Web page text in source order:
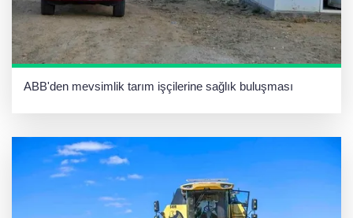
ABB'den mevsimlik tarım işçilerine sağlık buluşması